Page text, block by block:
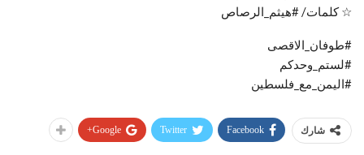
☆ كلمات/ #هيثم_الرصاص
#طوفان_الاقصى
#لستم_وحدكم
#اليمن_مع_فلسطين
شارك Facebook
Twitter
Google+